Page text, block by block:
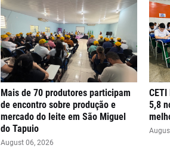
Mais de 70 produtores participam
de encontro sobre produção e
mercado do leite em São Miguel
do Tapuio
August 06, 2026
5,8